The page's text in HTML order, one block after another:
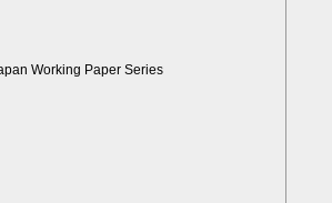
Working Paper Series